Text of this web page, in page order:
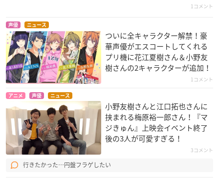
1コメント
声優 ニュース
ついに全キャラクター解禁！豪
華声優がエスコートしてくれる
プリ機に花江夏樹さん＆小野友
樹さんの2キャラクターが追加！
1コメント
アニメ 声優 ニュース
小野友樹さんと江口拓也さんに
挟まれる梅原裕一郎さん！『マ
ジきゅん』上映会イベント終了
後の3人が可愛すぎる！
3コメント
行きたかった…円盤フラゲしたい